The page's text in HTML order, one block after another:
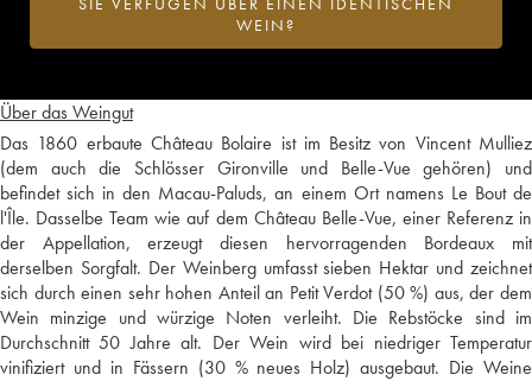
Über das Weingut
Das 1860 erbaute Château Bolaire ist im Besitz von Vincent Mulliez
(dem auch die Schlösser Gironville und Belle-Vue gehören) und
befindet sich in den Macau-Paluds, an einem Ort namens Le Bout de
l'Île. Dasselbe Team wie auf dem Château Belle-Vue, einer Referenz in
der Appellation, erzeugt diesen hervorragenden Bordeaux mit
derselben Sorgfalt. Der Weinberg umfasst sieben Hektar und zeichnet
sich durch einen sehr hohen Anteil an Petit Verdot (50 %) aus, der dem
Wein minzige und würzige Noten verleiht. Die Rebstöcke sind im
Durchschnitt 50 Jahre alt. Der Wein wird bei niedriger Temperatur
vinifiziert und in Fässern (30 % neues Holz) ausgebaut. Die Weine
WEIN?